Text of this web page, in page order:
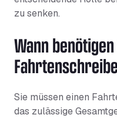
zu senken.
Wann
Sie müssen einen
das zulässige